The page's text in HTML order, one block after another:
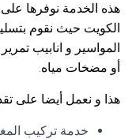
هذه الخدمة نوفرها على
الكويت حيث نقوم
المواسير و انابيب
أو مضخات مياه.
هذا و نعمل أيضا على
خدمة تركيب